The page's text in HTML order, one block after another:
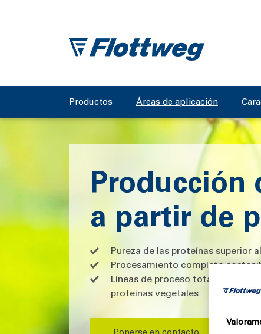
Productos Áreas de aplicación
Producción
a partir de
Pureza de las proteínas superior
Procesamiento completo
Líneas de proceso totalmente
proteínas vegetales
Ponerse en contacto